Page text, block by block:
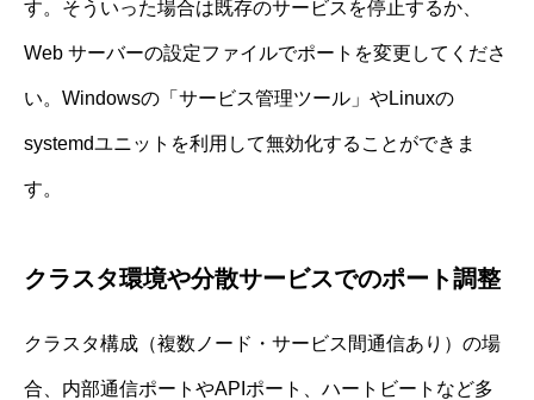
す。そういった場合は既存のサービスを停止するか、
Web サーバーの設定ファイルでポートを変更してくださ
い。Windowsの「サービス管理ツール」やLinuxの
systemdユニットを利用して無効化することができま
す。
クラスタ環境や分散サービスでのポート調整
クラスタ構成（複数ノード・サービス間通信あり）の場
合、内部通信ポートやAPIポート、ハートビートなど多